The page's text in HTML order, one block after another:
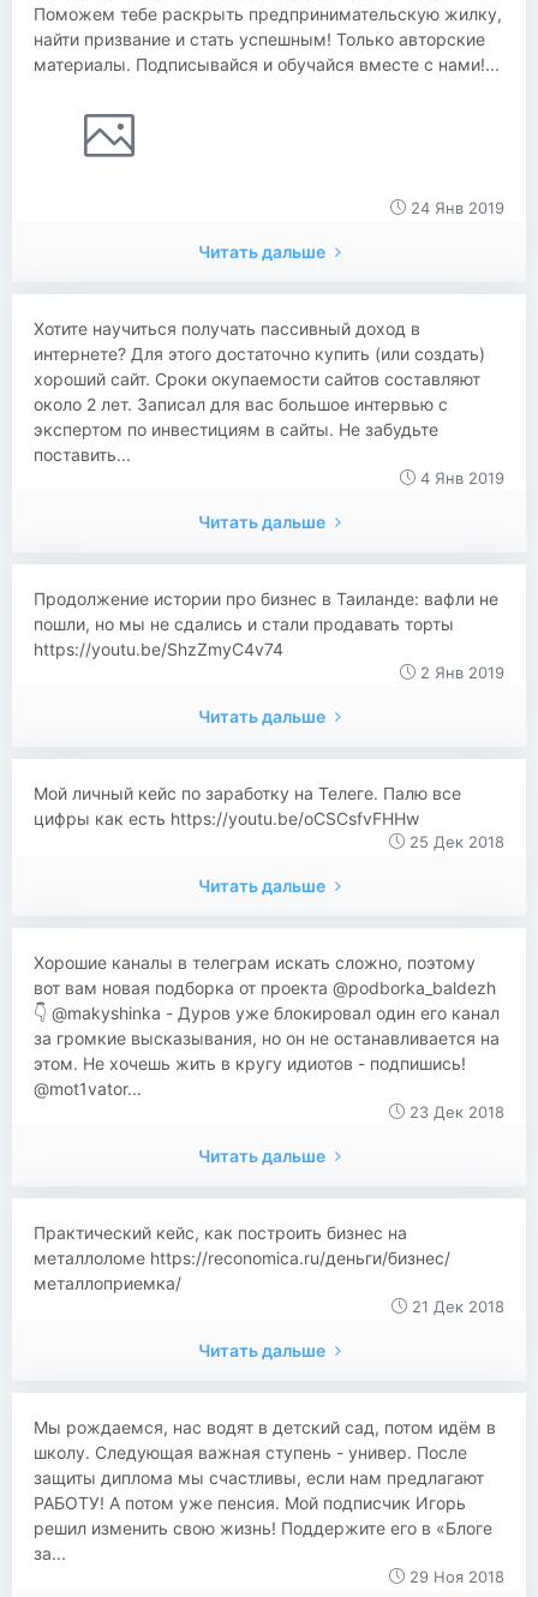
Поможем тебе раскрыть предпринимательскую жилку,
найти призвание и стать успешным! Только авторские
материалы. Подписывайся и обучайся вместе с нами!...
24 Янв 2019
Читать дальше
Хотите научиться получать пассивный доход в
интернете? Для этого достаточно купить (или создать)
хороший сайт. Сроки окупаемости сайтов составляют
около 2 лет. Записал для вас большое интервью с
экспертом по инвестициям в сайты. Не забудьте
поставить...
4 Янв 2019
Читать дальше
Продолжение истории про бизнес в Таиланде: вафли не
пошли, но мы не сдались и стали продавать торты
https://youtu.be/ShzZmyC4v74
2 Янв 2019
Читать дальше
Мой личный кейс по заработку на Телеге. Палю все
цифры как есть https://youtu.be/oCSCsfvFHHw
25 Дек 2018
Читать дальше
Хорошие каналы в телеграм искать сложно, поэтому
вот вам новая подборка от проекта @podborka_baldezh
👇 @makyshinka - Дуров уже блокировал один его канал
за громкие высказывания, но он не останавливается на
этом. Не хочешь жить в кругу идиотов - подпишись!
@mot1vator...
23 Дек 2018
Читать дальше
Практический кейс, как построить бизнес на
металлоломе https://reconomica.ru/деньги/бизнес/
металлоприемка/
21 Дек 2018
Читать дальше
Мы рождаемся, нас водят в детский сад, потом идём в
школу. Следующая важная ступень - универ. После
защиты диплома мы счастливы, если нам предлагают
РАБОТУ! А потом уже пенсия. Мой подписчик Игорь
решил изменить свою жизнь! Поддержите его в «Блоге
за...
29 Ноя 2018